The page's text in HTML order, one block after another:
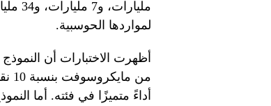
لمواردها الحوسبية.